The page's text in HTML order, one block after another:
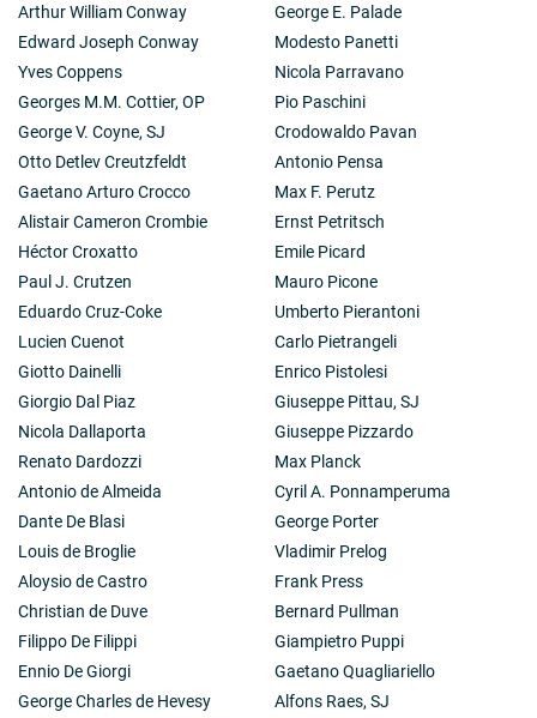
Arthur William Conway
Edward Joseph Conway
Yves Coppens
Georges M.M. Cottier, OP
George V. Coyne, SJ
Otto Detlev Creutzfeldt
Gaetano Arturo Crocco
Alistair Cameron Crombie
Héctor Croxatto
Paul J. Crutzen
Eduardo Cruz-Coke
Lucien Cuenot
Giotto Dainelli
Giorgio Dal Piaz
Nicola Dallaporta
Renato Dardozzi
Antonio de Almeida
Dante De Blasi
Louis de Broglie
Aloysio de Castro
Christian de Duve
Filippo De Filippi
Ennio De Giorgi
George Charles de Hevesy
George E. Palade
Modesto Panetti
Nicola Parravano
Pio Paschini
Crodowaldo Pavan
Antonio Pensa
Max F. Perutz
Ernst Petritsch
Emile Picard
Mauro Picone
Umberto Pierantoni
Carlo Pietrangeli
Enrico Pistolesi
Giuseppe Pittau, SJ
Giuseppe Pizzardo
Max Planck
Cyril A. Ponnamperuma
George Porter
Vladimir Prelog
Frank Press
Bernard Pullman
Giampietro Puppi
Gaetano Quagliariello
Alfons Raes, SJ